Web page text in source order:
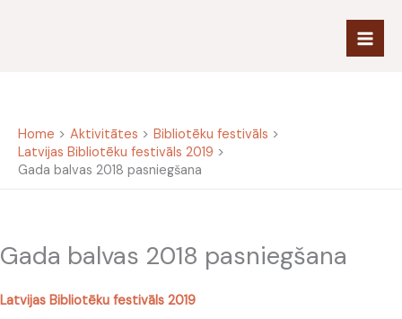
Home Aktivitātes
Bibliotēku festivāls
Latvijas Bibliotēku festivāls 2019
Gada balvas 2018 pasniegšana
Gada balvas 2018 pasniegšana
Latvijas Bibliotēku festivāls 2019